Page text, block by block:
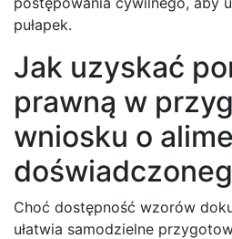
pułapek.
Jak uzyskać
prawną w
wniosku o
Choć dostępność wzorów
ułatwia samodzielne